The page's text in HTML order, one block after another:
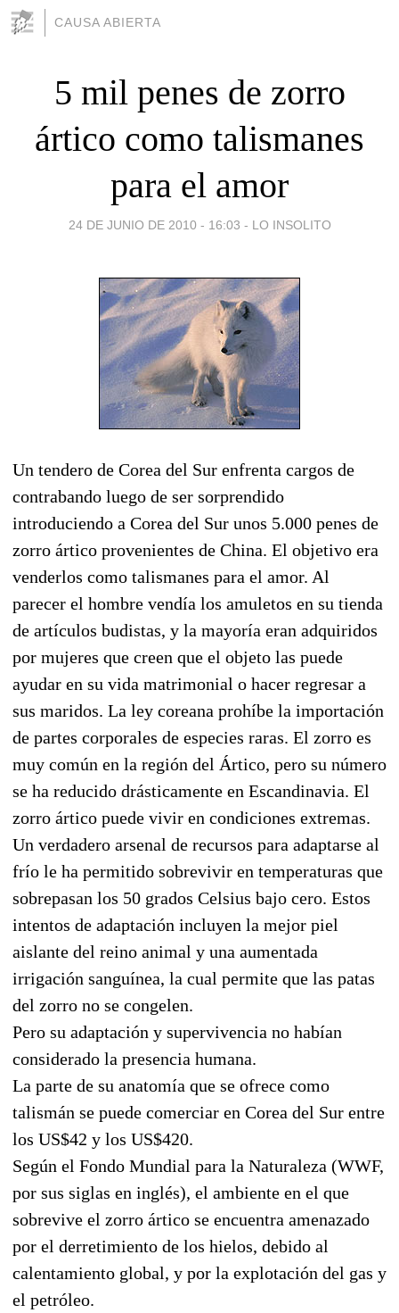
CAUSA ABIERTA
5 mil penes de zorro
ártico como talismanes
para el amor
24 DE JUNIO DE 2010 - 16:03 - LO INSOLITO
Un tendero de Corea del Sur enfrenta cargos de
contrabando luego de ser sorprendido
introduciendo a Corea del Sur unos 5.000 penes de
zorro ártico provenientes de China. El objetivo era
venderlos como talismanes para el amor. Al
parecer el hombre vendía los amuletos en su tienda
de artículos budistas, y la mayoría eran adquiridos
por mujeres que creen que el objeto las puede
ayudar en su vida matrimonial o hacer regresar a
sus maridos. La ley coreana prohíbe la importación
de partes corporales de especies raras. El zorro es
muy común en la región del Ártico, pero su número
se ha reducido drásticamente en Escandinavia. El
zorro ártico puede vivir en condiciones extremas.
Un verdadero arsenal de recursos para adaptarse al
frío le ha permitido sobrevivir en temperaturas que
sobrepasan los 50 grados Celsius bajo cero. Estos
intentos de adaptación incluyen la mejor piel
aislante del reino animal y una aumentada
irrigación sanguínea, la cual permite que las patas
del zorro no se congelen.
Pero su adaptación y supervivencia no habían
considerado la presencia humana.
La parte de su anatomía que se ofrece como
talismán se puede comerciar en Corea del Sur entre
los US$42 y los US$420.
Según el Fondo Mundial para la Naturaleza (WWF,
por sus siglas en inglés), el ambiente en el que
sobrevive el zorro ártico se encuentra amenazado
por el derretimiento de los hielos, debido al
calentamiento global, y por la explotación del gas y
el petróleo.